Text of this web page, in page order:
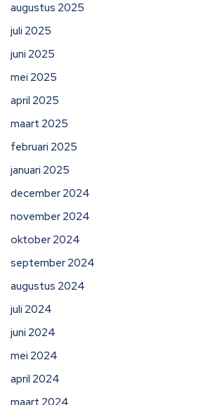
augustus 2025
juli 2025
juni 2025
mei 2025
april 2025
maart 2025
februari 2025
januari 2025
december 2024
november 2024
oktober 2024
september 2024
augustus 2024
juli 2024
juni 2024
mei 2024
april 2024
maart 2024